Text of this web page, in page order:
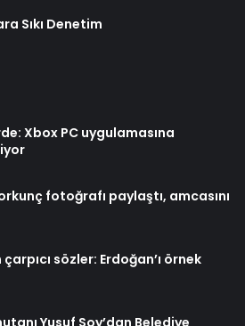
Sıkı Denetim
Xbox PC uygulamasına
fotoğrafı paylaştı, amcasını
sözler: Erdoğan’ı örnek